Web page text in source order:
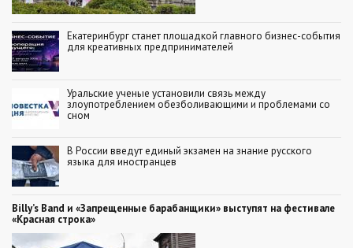
Екатеринбург станет площадкой главного бизнес-события
для креативных предпринимателей
Уральские ученые установили связь между
злоупотреблением обезболивающими и проблемами со
сном
В России введут единый экзамен на знание русского
языка для иностранцев
Billy’s Band и «Запрещенные барабанщики» выступят на фестивале
«Красная строка»